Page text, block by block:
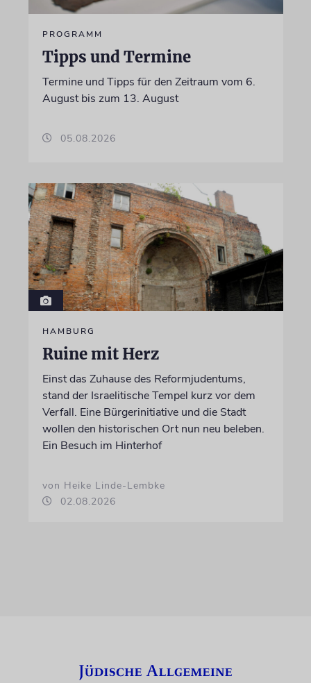
PROGRAMM
Tipps und Termine
Termine und Tipps für den Zeitraum vom 6.
August bis zum 13. August
05.08.2026
HAMBURG
Ruine mit Herz
Einst das Zuhause des Reformjudentums,
stand der Israelitische Tempel kurz vor dem
Verfall. Eine Bürgerinitiative und die Stadt
wollen den historischen Ort nun neu beleben.
Ein Besuch im Hinterhof
von Heike Linde-Lembke
02.08.2026